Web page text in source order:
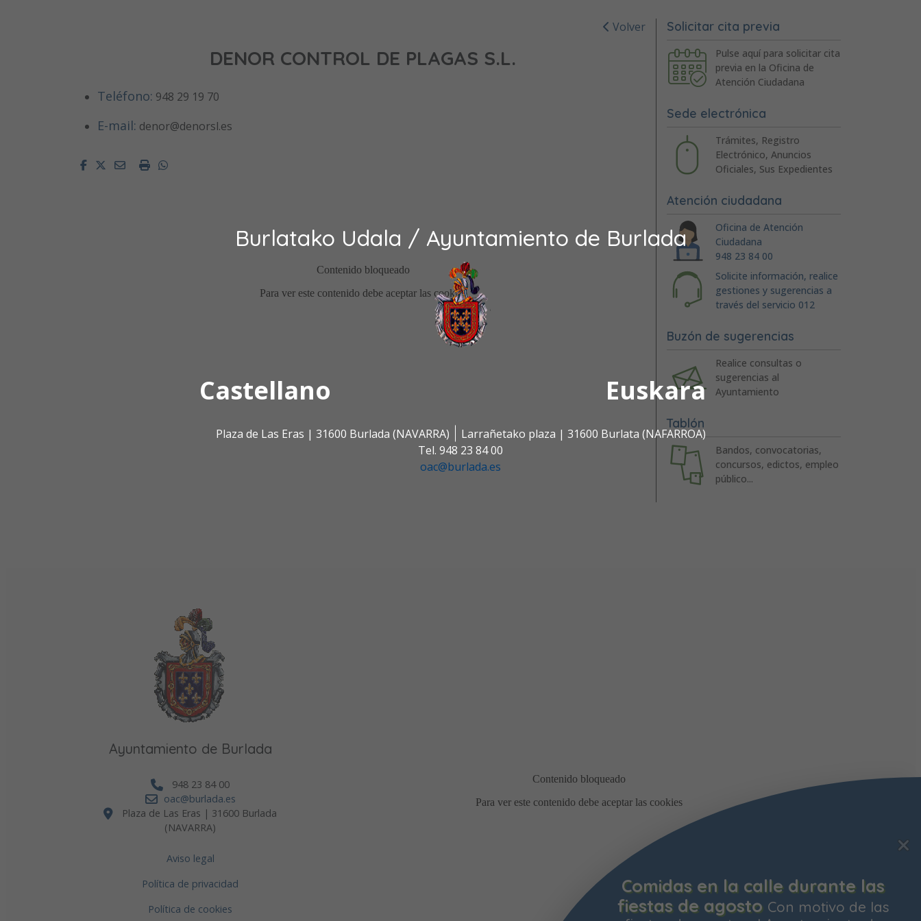
Burlatako Udala / Ayuntamiento de Burlada
Castellano Euskara
Plaza de Las Eras | 31600 Burlada (NAVARRA)
Larrañetako plaza | 31600 Burlata (NAFARROA)
Tel. 948 23 84 00
oac@burlada.es
Comidas en la calle durante las
fiestas de agosto Con motivo de las
Volver
DENOR CONTROL DE PLAGAS S.L.
Teléfono: 948 29 19 70
E-mail: denor@denorsl.es
FacebookTwitterEmailImprimirWhatsapp
Solicitar cita previa
Pulse aquí para solicitar cita
previa en la Oficina de
Atención Ciudadana
Sede electrónica
Trámites, Registro
Electrónico, Anuncios
Oficiales, Sus Expedientes
Atención ciudadana
Oficina de Atención
Ciudadana
948 23 84 00
Solicite información, realice
gestiones y sugerencias a
través del servicio 012
Buzón de sugerencias
Realice consultas o
sugerencias al
Ayuntamiento
Tablón
Bandos, convocatorias,
concursos, edictos, empleo
público...
Ayuntamiento de Burlada
948 23 84 00
oac@burlada.es
Plaza de Las Eras | 31600 Burlada
(NAVARRA)
Aviso legal
Política de privacidad
Política de cookies